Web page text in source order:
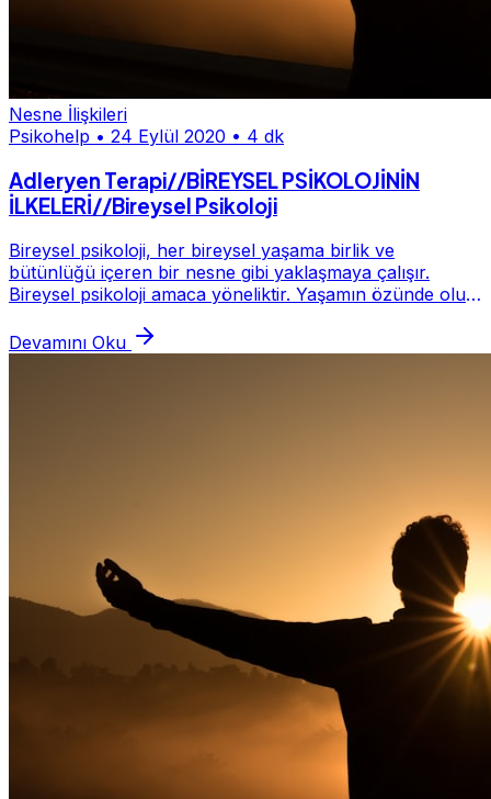
Nesne İlişkileri
Psikohelp • 24 Eylül 2020 • 4 dk
Adleryen Terapi//BİREYSEL PSİKOLOJİNİN
İLKELERİ//Bireysel Psikoloji
Bireysel psikoloji, her bireysel yaşama birlik ve
bütünlüğü içeren bir nesne gibi yaklaşmaya çalışır.
Bireysel psikoloji amaca yöneliktir. Yaşamın özünde olup
Devamını Oku